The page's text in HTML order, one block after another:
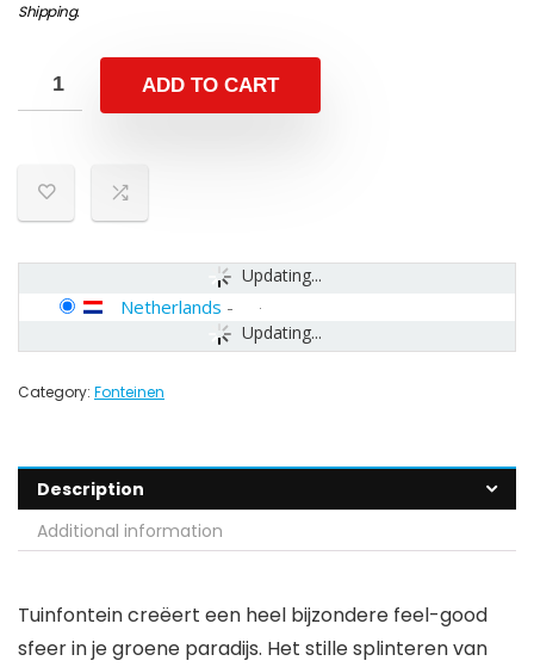
Shipping.
ADD TO CART
Updating...
Updating...
Netherlands -
Category: Fonteinen
Description
Additional information
Tuinfontein creëert een heel bijzondere feel-good
sfeer in je groene paradijs. Het stille splinteren van